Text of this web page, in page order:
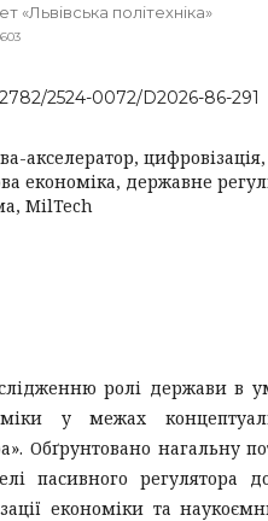
«Львівська політехніка»
2524-0072/D2026-86-291
акселератор,
економіка, державне
MilTech
ролі держави в
у межах
Обґрунтовано нагальну
пасивного регулятора
економіки та